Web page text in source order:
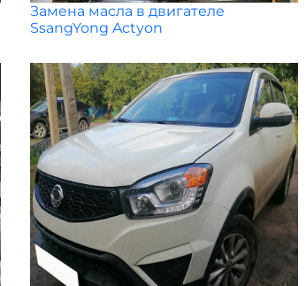
Замена масла в двигателе
SsangYong Actyon